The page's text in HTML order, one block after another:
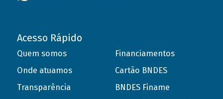
Acesso Rápido
Quem somos
Onde atuamos
Transparência
Financiamentos
Cartão BNDES
BNDES Finame